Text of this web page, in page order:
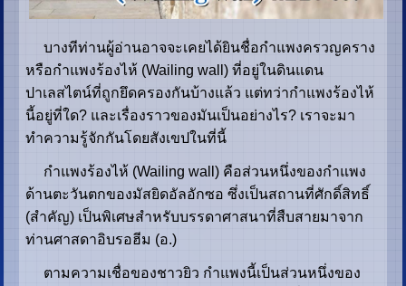
บางทีท่านผู้อ่านอาจจะเคยได้ยินชื่อกำแพงครวญคราง
หรือกำแพงร้องไห้ (Wailing wall) ที่อยู่ในดินแดน
ปาเลสไตน์ที่ถูกยึดครองกันบ้างแล้ว แต่ทว่ากำแพงร้องไห้
นี้อยู่ที่ใด? และเรื่องราวของมันเป็นอย่างไร? เราจะมา
ทำความรู้จักกันโดยสังเขปในที่นี้
กำแพงร้องไห้ (Wailing wall) คือส่วนหนึ่งของกำแพง
ด้านตะวันตกของมัสยิดอัลอักซอ ซึ่งเป็นสถานที่ศักดิ์สิทธิ์
(สำคัญ) เป็นพิเศษสำหรับบรรดาศาสนาที่สืบสายมาจาก
ท่านศาสดาอิบรอฮีม (อ.)
ตามความเชื่อของชาวยิว กำแพงนี้เป็นส่วนหนึ่งของ